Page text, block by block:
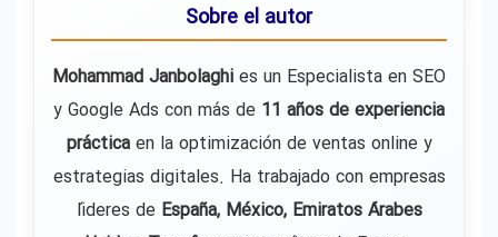
Sobre el autor
Mohammad Janbolaghi es un Especialista en SEO
y Google Ads con más de 11 años de experiencia
prácticaen la optimización de ventas online y
estrategias digitales. Ha trabajado con empresas
líderes de España, México, Emiratos Árabes